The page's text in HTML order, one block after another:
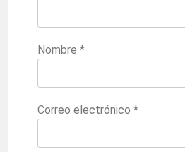
Nombre *
Correo electrónico *